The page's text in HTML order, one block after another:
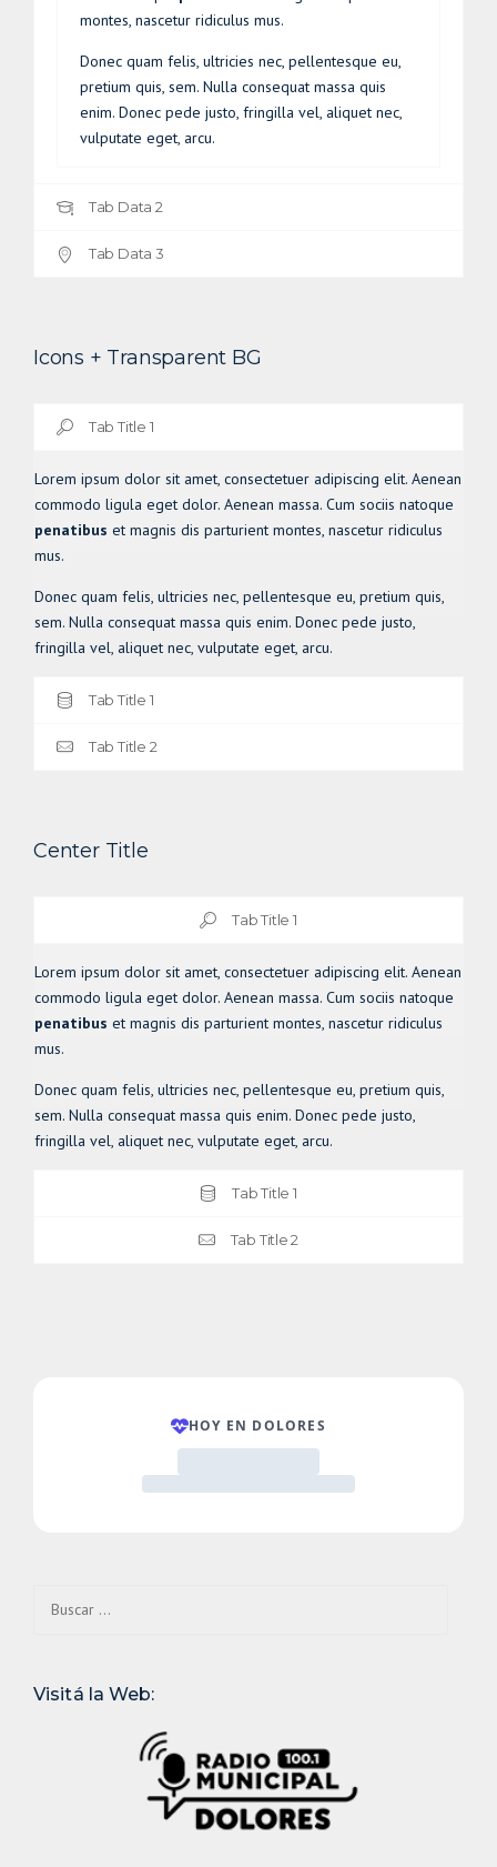
montes, nascetur ridiculus mus.
Donec quam felis, ultricies nec, pellentesque eu,
pretium quis, sem. Nulla consequat massa quis
enim. Donec pede justo, fringilla vel, aliquet nec,
vulputate eget, arcu.
Tab Data 2
Tab Data 3
Icons + Transparent BG
Tab Title 1
Lorem ipsum dolor sit amet, consectetuer adipiscing elit. Aenean
commodo ligula eget dolor. Aenean massa. Cum sociis natoque
penatibus et magnis dis parturient montes, nascetur ridiculus
mus.
Donec quam felis, ultricies nec, pellentesque eu, pretium quis,
sem. Nulla consequat massa quis enim. Donec pede justo,
fringilla vel, aliquet nec, vulputate eget, arcu.
Tab Title 1
Tab Title 2
Center Title
Tab Title 1
Lorem ipsum dolor sit amet, consectetuer adipiscing elit. Aenean
commodo ligula eget dolor. Aenean massa. Cum sociis natoque
penatibus et magnis dis parturient montes, nascetur ridiculus
mus.
Donec quam felis, ultricies nec, pellentesque eu, pretium quis,
sem. Nulla consequat massa quis enim. Donec pede justo,
fringilla vel, aliquet nec, vulputate eget, arcu.
Tab Title 1
Tab Title 2
Visitá la Web: